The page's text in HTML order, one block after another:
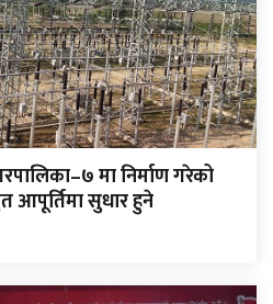
मा निर्माण गरेको
आपूर्तिमा सुधार हुने